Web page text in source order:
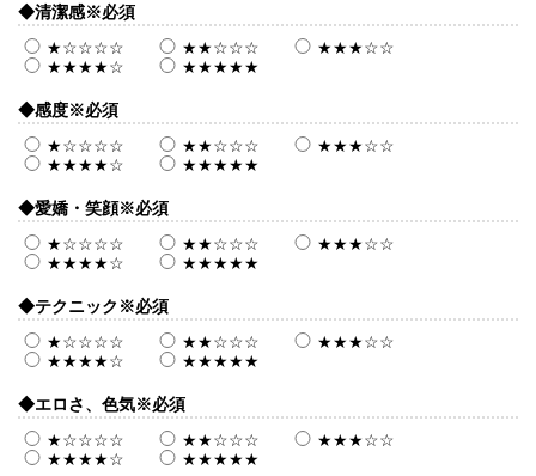
◆清潔感※必須
★☆☆☆☆
★★☆☆☆
★★★☆☆
★★★★☆
★★★★★
◆感度※必須
★☆☆☆☆
★★☆☆☆
★★★☆☆
★★★★☆
★★★★★
◆愛嬌・笑顔※必須
★☆☆☆☆
★★☆☆☆
★★★☆☆
★★★★☆
★★★★★
◆テクニック ※必須
★☆☆☆☆
★★☆☆☆
★★★☆☆
★★★★☆
★★★★★
◆エロさ、色気※必須
★☆☆☆☆
★★☆☆☆
★★★☆☆
★★★★☆
★★★★★